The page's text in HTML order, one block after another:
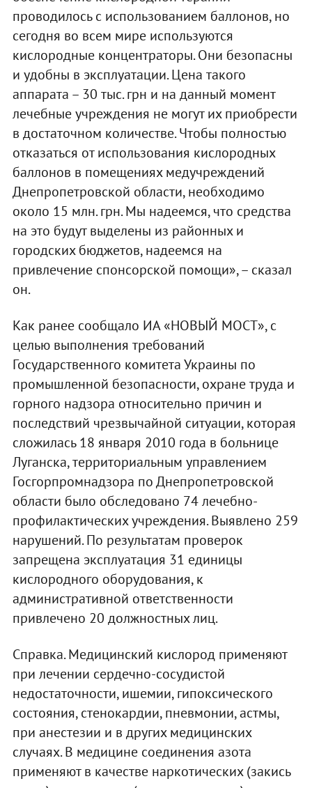
проводилось с использованием баллонов, но
сегодня во всем мире используются
кислородные концентраторы. Они безопасны
и удобны в эксплуатации. Цена такого
аппарата – 30 тыс. грн и на данный момент
лечебные учреждения не могут их приобрести
в достаточном количестве. Чтобы полностью
отказаться от использования кислородных
баллонов в помещениях медучреждений
Днепропетровской области, необходимо
около 15 млн. грн. Мы надеемся, что средства
на это будут выделены из районных и
городских бюджетов, надеемся на
привлечение спонсорской помощи», – сказал
он.
Как ранее сообщало ИА «НОВЫЙ МОСТ», с
целью выполнения требований
Государственного комитета Украины по
промышленной безопасности, охране труда и
горного надзора относительно причин и
последствий чрезвычайной ситуации, которая
сложилась 18 января 2010 года в больнице
Луганска, территориальным управлением
Госгорпромнадзора по Днепропетровской
области было обследовано 74 лечебно-
профилактических учреждения. Выявлено 259
нарушений. По результатам проверок
запрещена эксплуатация 31 единицы
кислородного оборудования, к
административной ответственности
привлечено 20 должностных лиц.
Справка. Медицинский кислород применяют
при лечении сердечно-сосудистой
недостаточности, ишемии, гипоксического
состояния, стенокардии, пневмонии, астмы,
при анестезии и в других медицинских
случаях. В медицине соединения азота
применяют в качестве наркотических (закись